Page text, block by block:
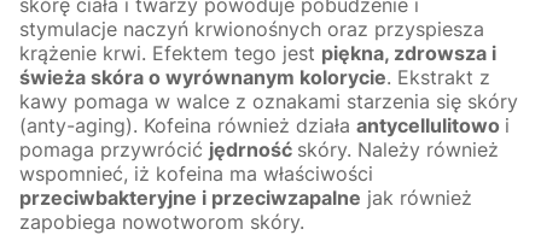
stymulacje naczyń krwionośnych oraz przyspiesza
krążenie krwi. Efektem tego jest piękna, zdrowsza i
świeża skóra o wyrównanym kolorycie. Ekstrakt z
kawy pomaga w walce z oznakami starzenia się skóry
(anty-aging). Kofeina również działa antycellulitowo i
pomaga przywrócić jędrność skóry. Należy również
wspomnieć, iż kofeina ma właściwości
przeciwbakteryjne i przeciwzapalne jak również
zapobiega nowotworom skóry.